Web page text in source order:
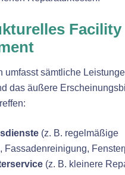
Facility
umfasst sämtliche
das äußere
(z. B. regelmäßige
Fassadenreinigung,
(z. B. kleinere